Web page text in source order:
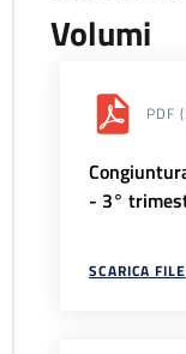
Volumi
PDF
- 3°
SCARICA FILE